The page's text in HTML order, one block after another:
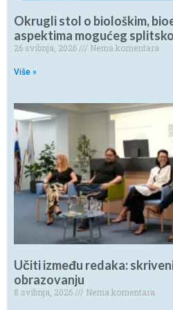
Okrugli stol o biološkim,
aspektima mogućeg
26 svibnja, 2026 Nema komentara
Više »
Učiti između redaka:
obrazovanju
8 svibnja, 2026 Nema komentara